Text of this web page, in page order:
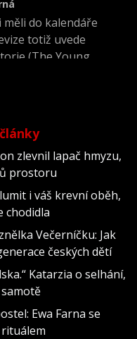
do kalendáře
totiž uvede
(The Young
zlevnil lapač hmyzu,
prostoru
i váš krevní oběh,
chodidla
Večerníčku: Jak
českých dětí
Katarzia o selhání,
Ewa Farna se